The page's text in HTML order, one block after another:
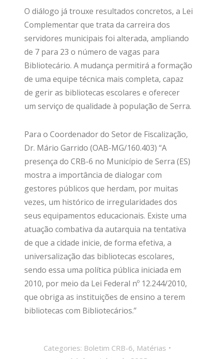
O diálogo já trouxe resultados concretos, a Lei
Complementar que trata da carreira dos
servidores municipais foi alterada, ampliando
de 7 para 23 o número de vagas para
Bibliotecário. A mudança permitirá a formação
de uma equipe técnica mais completa, capaz
de gerir as bibliotecas escolares e oferecer
um serviço de qualidade à população de Serra.
Para o Coordenador do Setor de Fiscalização,
Dr. Mário Garrido (OAB-MG/160.403) “A
presença do CRB-6 no Município de Serra (ES)
mostra a importância de dialogar com
gestores públicos que herdam, por muitas
vezes, um histórico de irregularidades dos
seus equipamentos educacionais. Existe uma
atuação combativa da autarquia na tentativa
de que a cidade inicie, de forma efetiva, a
universalização das bibliotecas escolares,
sendo essa uma política pública iniciada em
2010, por meio da Lei Federal nº 12.244/2010,
que obriga as instituições de ensino a terem
bibliotecas com Bibliotecários.”
Categories: Boletim CRB-6, Matérias